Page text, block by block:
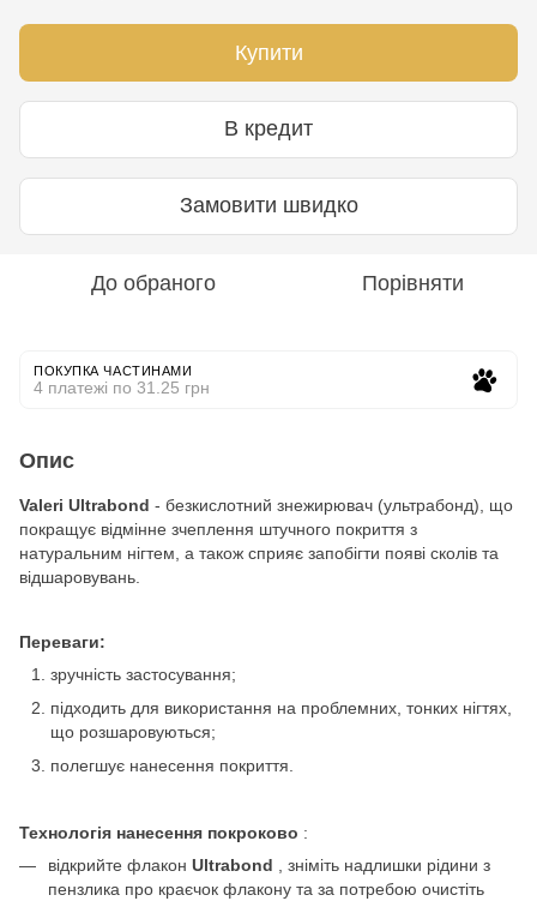
Купити
В кредит
Замовити швидко
До обраного Порівняти
ПОКУПКА ЧАСТИНАМИ
4 платежі по 31.25 грн
Опис
Valeri Ultrabond - безкислотний знежирювач (ультрабонд), що
покращує відмінне зчеплення штучного покриття з
натуральним нігтем, а також сприяє запобігти появі сколів та
відшаровувань.
Переваги:
зручність застосування;
підходить для використання на проблемних, тонких нігтях,
що розшаровуються;
полегшує нанесення покриття.
Технологія нанесення покроково :
відкрийте флакон Ultrabond , зніміть надлишки рідини з
пензлика про краєчок флакону та за потребою очистіть